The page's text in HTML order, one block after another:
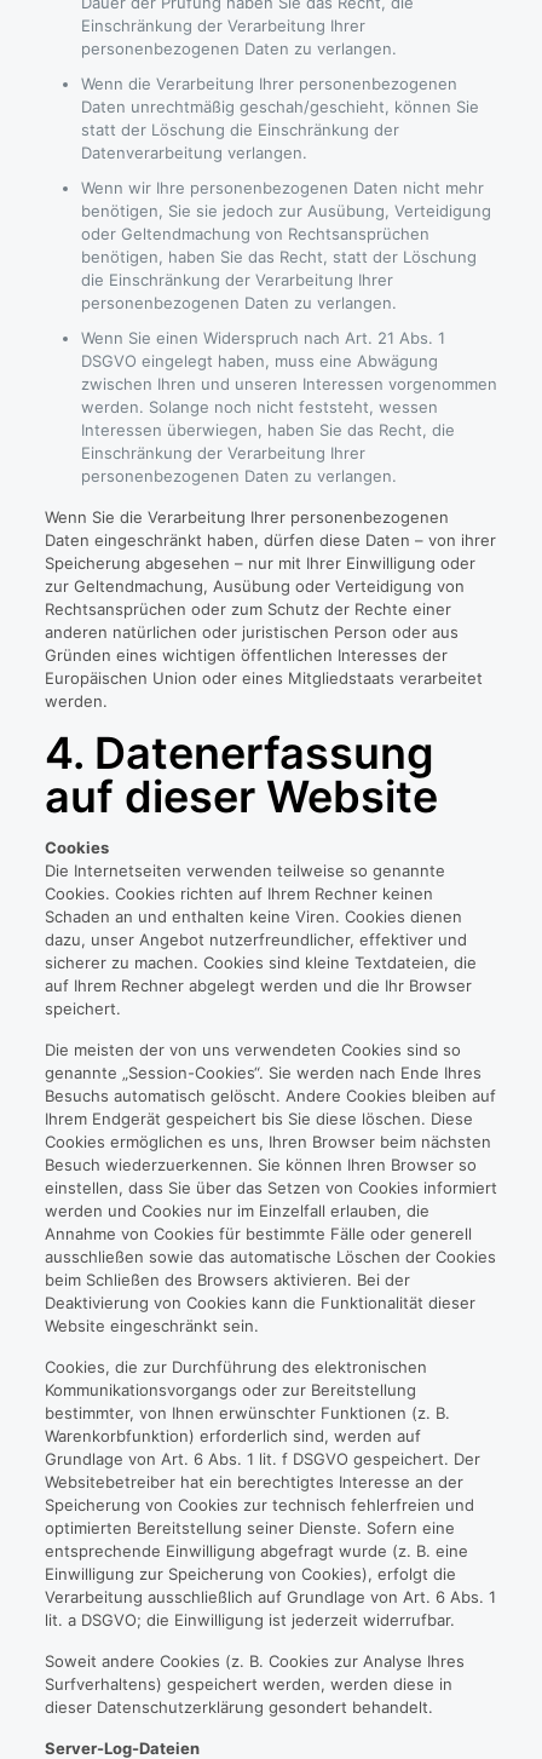
Einschränkung der Verarbeitung Ihrer
personenbezogenen Daten zu verlangen.
Wenn die Verarbeitung Ihrer personenbezogenen
Daten unrechtmäßig geschah/geschieht, können Sie
statt der Löschung die Einschränkung der
Datenverarbeitung verlangen.
Wenn wir Ihre personenbezogenen Daten nicht mehr
benötigen, Sie sie jedoch zur Ausübung, Verteidigung
oder Geltendmachung von Rechtsansprüchen
benötigen, haben Sie das Recht, statt der Löschung
die Einschränkung der Verarbeitung Ihrer
personenbezogenen Daten zu verlangen.
Wenn Sie einen Widerspruch nach Art. 21 Abs. 1
DSGVO eingelegt haben, muss eine Abwägung
zwischen Ihren und unseren Interessen vorgenommen
werden. Solange noch nicht feststeht, wessen
Interessen überwiegen, haben Sie das Recht, die
Einschränkung der Verarbeitung Ihrer
personenbezogenen Daten zu verlangen.
Wenn Sie die Verarbeitung Ihrer personenbezogenen
Daten eingeschränkt haben, dürfen diese Daten – von ihrer
Speicherung abgesehen – nur mit Ihrer Einwilligung oder
zur Geltendmachung, Ausübung oder Verteidigung von
Rechtsansprüchen oder zum Schutz der Rechte einer
anderen natürlichen oder juristischen Person oder aus
Gründen eines wichtigen öffentlichen Interesses der
Europäischen Union oder eines Mitgliedstaats verarbeitet
werden.
4. Datenerfassung
auf dieser Website
Cookies
Die Internetseiten verwenden teilweise so genannte
Cookies. Cookies richten auf Ihrem Rechner keinen
Schaden an und enthalten keine Viren. Cookies dienen
dazu, unser Angebot nutzerfreundlicher, effektiver und
sicherer zu machen. Cookies sind kleine Textdateien, die
auf Ihrem Rechner abgelegt werden und die Ihr Browser
speichert.
Die meisten der von uns verwendeten Cookies sind so
genannte „Session-Cookies“. Sie werden nach Ende Ihres
Besuchs automatisch gelöscht. Andere Cookies bleiben auf
Ihrem Endgerät gespeichert bis Sie diese löschen. Diese
Cookies ermöglichen es uns, Ihren Browser beim nächsten
Besuch wiederzuerkennen. Sie können Ihren Browser so
einstellen, dass Sie über das Setzen von Cookies informiert
werden und Cookies nur im Einzelfall erlauben, die
Annahme von Cookies für bestimmte Fälle oder generell
ausschließen sowie das automatische Löschen der Cookies
beim Schließen des Browsers aktivieren. Bei der
Deaktivierung von Cookies kann die Funktionalität dieser
Website eingeschränkt sein.
Cookies, die zur Durchführung des elektronischen
Kommunikationsvorgangs oder zur Bereitstellung
bestimmter, von Ihnen erwünschter Funktionen (z. B.
Warenkorbfunktion) erforderlich sind, werden auf
Grundlage von Art. 6 Abs. 1 lit. f DSGVO gespeichert. Der
Websitebetreiber hat ein berechtigtes Interesse an der
Speicherung von Cookies zur technisch fehlerfreien und
optimierten Bereitstellung seiner Dienste. Sofern eine
entsprechende Einwilligung abgefragt wurde (z. B. eine
Einwilligung zur Speicherung von Cookies), erfolgt die
Verarbeitung ausschließlich auf Grundlage von Art. 6 Abs. 1
lit. a DSGVO; die Einwilligung ist jederzeit widerrufbar.
Soweit andere Cookies (z. B. Cookies zur Analyse Ihres
Surfverhaltens) gespeichert werden, werden diese in
dieser Datenschutzerklärung gesondert behandelt.
Server-Log-Dateien